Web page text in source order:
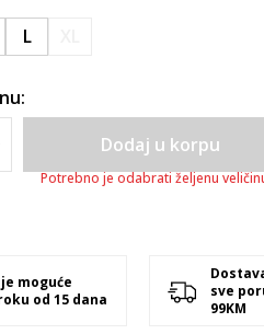
L
Dodaj u korpu
Potrebno je odabrati željenu
moguće
od 15 dana
sve
99KM